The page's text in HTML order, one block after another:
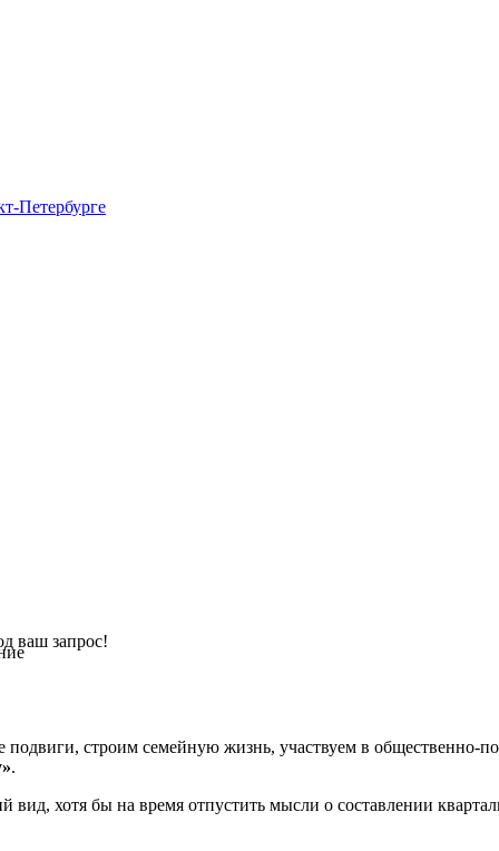
ваш запрос!
строим семейную жизнь, участвуем в общественно-
.
вид, хотя бы на время отпустить мысли о составлении